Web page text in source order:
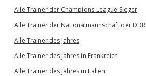
Alle Trainer der Champions-League-Sieger
Alle Trainer der Nationalmannschaft der DDR
Alle Trainer des Jahres
Alle Trainer des Jahres in Frankreich
Alle Trainer des Jahres in Italien